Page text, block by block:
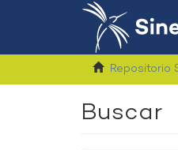
Repositorio
Buscar